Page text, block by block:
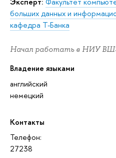
больших данных и
кафедра Т-Банка
Начал работать в НИУ
Владение языками
английский
немецкий
Контакты
Телефон:
27238